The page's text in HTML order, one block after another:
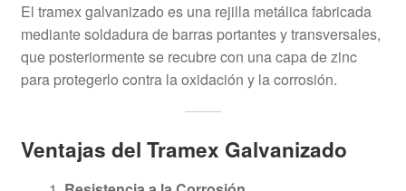
El tramex galvanizado es una rejilla metálica fabricada
mediante soldadura de barras portantes y transversales,
que posteriormente se recubre con una capa de zinc
para protegerlo contra la oxidación y la corrosión.
Ventajas del Tramex Galvanizado